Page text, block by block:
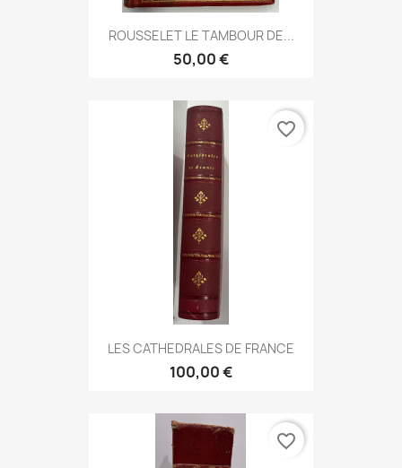
ROUSSELET LE TAMBOUR DE...
50,00 €
LES CATHEDRALES DE FRANCE
100,00 €
favorite_border
favorite_border